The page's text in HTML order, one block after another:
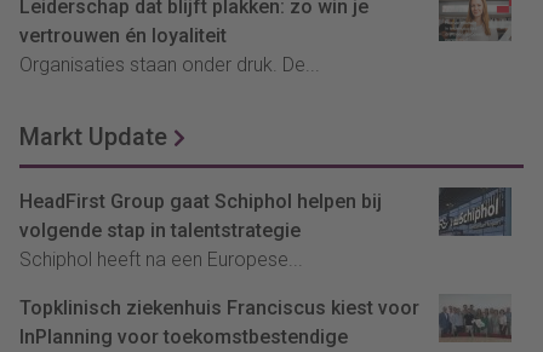
Leiderschap dat blijft plakken: zo win je
vertrouwen én loyaliteit
Organisaties staan onder druk. De...
Markt Update
HeadFirst Group gaat Schiphol helpen bij
volgende stap in talentstrategie
Schiphol heeft na een Europese...
Topklinisch ziekenhuis Franciscus kiest voor
InPlanning voor toekomstbestendige